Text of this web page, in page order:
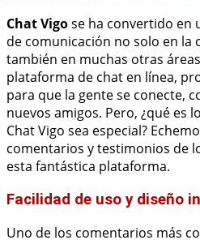
Chat Vigose ha convertido en
de comunicación no solo en la
también en muchas otras
plataforma de chat en línea,
para que la gente se conecte,
nuevos amigos. Pero, ¿qué es
Chat Vigo sea especial?
comentarios y testimonios de
esta fantástica plataforma.
Facilidad de uso y diseño
Uno de los comentarios más